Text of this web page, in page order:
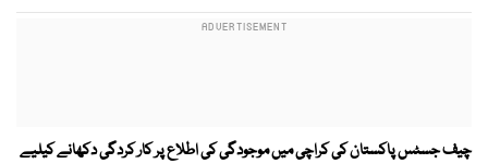
چیف جسٹس پاکستان کی کراچی میں موجودگی کی اطلاع پر کار کردگی دکھانے کیلیے